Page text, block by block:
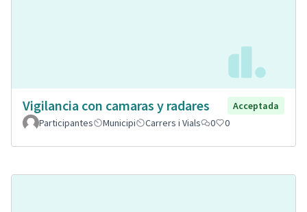
Vigilancia con camaras y radares
Acceptada
Participantes
Municipi Carrers i Vials 0 0